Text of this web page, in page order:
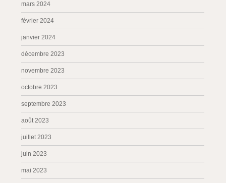
mars 2024
février 2024
janvier 2024
décembre 2023
novembre 2023
octobre 2023
septembre 2023
août 2023
juillet 2023
juin 2023
mai 2023